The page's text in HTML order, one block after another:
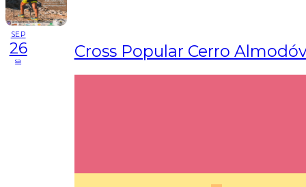
SEP
26
sa Cross Popular Cerro